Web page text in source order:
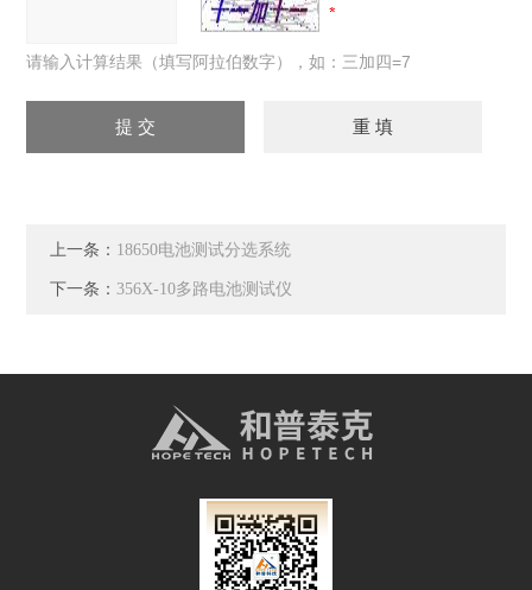
请输入计算结果（填写阿拉伯数字），如：三加四=7
上一条： 18650电池测试分选系统
下一条：356X-10多路电池测试仪